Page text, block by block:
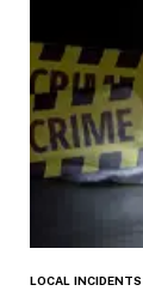
LOCAL INCIDENTS